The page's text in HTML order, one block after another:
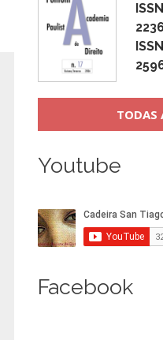
TODAS
Youtube
Facebook